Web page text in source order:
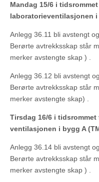
Mandag 15/6 i
laboratorieventilasjonen
Anlegg 36.11 bli avstengt
Berørte avtrekksskap står
merker avstengte skap ) .
Anlegg 36.12 bli avstengt
Berørte avtrekksskap står
merker avstengte skap) .
Tirsdag 16/6 i
ventilasjonen i bygg A
Anlegg 36.14 bli avstengt
Berørte avtrekksskap står
merker avstengte skap ) .